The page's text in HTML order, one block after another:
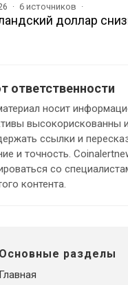
6 источников
доллар
ответственности
носит
высокорискованны
ссылки и
и точность.
со
контента.
Основные разделы
Главная